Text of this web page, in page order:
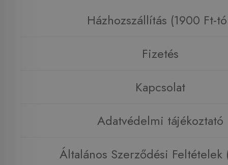
Házhozszállítás (1900 Ft-
Fizetés
Kapcsolat
Adatvédelmi tájékoztató
Általános Szerződési Feltételek